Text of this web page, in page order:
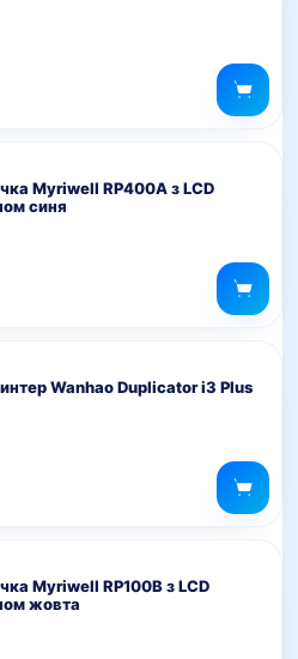
Myriwell RP400A з LCD
синя
Wanhao Duplicator i3 Plus
Myriwell RP100B з LCD
жовта